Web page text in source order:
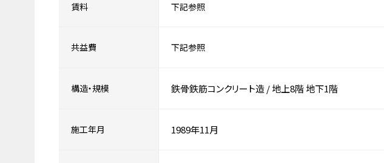
賃料 下記参照
共益費 下記参照
構造・規模 鉄骨鉄筋コンクリート造/地上8階地下1階
施工年月 1989年11月